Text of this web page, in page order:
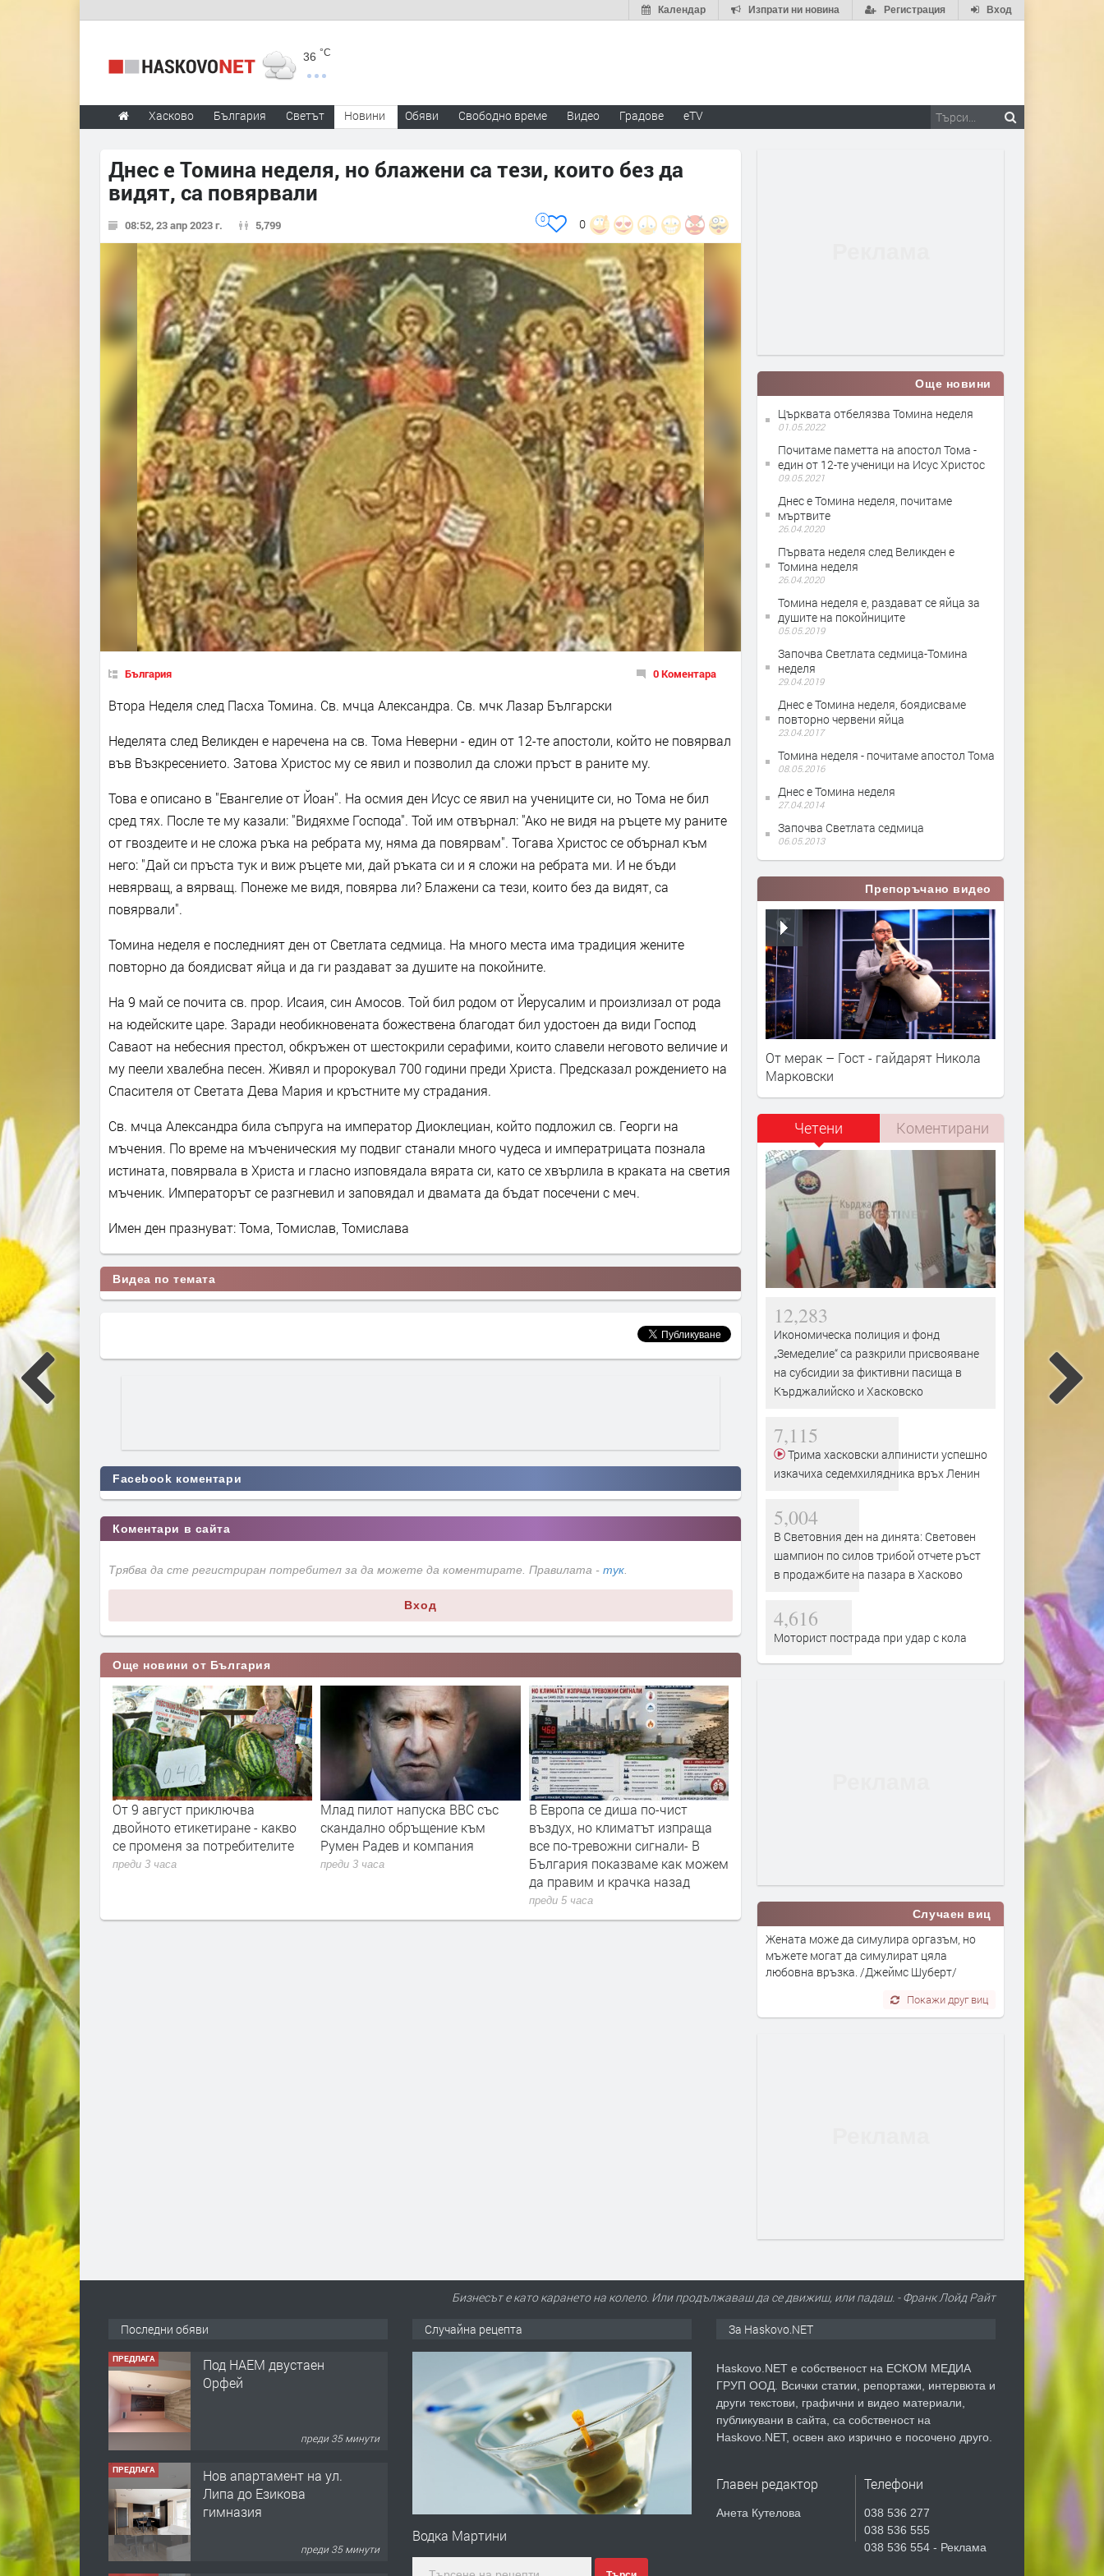
Вход
Регистрация
Изпрати ни новина
Календар
36 °C
Хасково България Светът Новини Обяви Свободно време Видео Градове eTV
Днес е Томина неделя, но блажени са тези, които без да
видят, са повярвали
08:52, 23 апр 2023 г. 5,799 0
0
България 0 Коментара
Втора Неделя след Пасха ­Томина. Св. мчца Александра. Св. мчк Лазар Български
Неделята след Великден е наречена на св. Тома Неверни - един от 12-те апостоли, който не повярвал
във Възкресението. Затова Христос му се явил и позволил да сложи пръст в раните му.
Това е описано в "Евангелие от Йоан". На осмия ден Исус се явил на учениците си, но Тома не бил
сред тях. После те му казали: "Видяхме Господа". Той им отвърнал: "Ако не видя на ръцете му раните
от гвоздеите и не сложа ръка на ребрата му, няма да повярвам". Тогава Христос се обърнал към
него: "Дай си пръста тук и виж ръцете ми, дай ръката си и я сложи на ребрата ми. И не бъди
невярващ, а вярващ. Понеже ме видя, повярва ли? Блажени са тези, които без да видят, са
повярвали".
Томина неделя е последният ден от Светлата седмица. На много места има традиция жените
повторно да боядисват яйца и да ги раздават за душите на покойните.
На 9 май се почита св. прор. Исаия, син Амосов. Той бил родом от Йерусалим и произлизал от рода
на юдейските царе. Заради необикновената божествена благодат бил удостоен да види Господ
Саваот на небесния престол, обкръжен от шестокрили серафими, които славели неговото величие и
му пеели хвалебна песен. Живял и пророкувал 700 години преди Христа. Предсказал рождението на
Спасителя от Светата Дева Мария и кръстните му страдания.
Св. мчца Александра била съпруга на император Диоклециан, който подложил св. Георги на
мъчения. По време на мъченическия му подвиг станали много чудеса и императрицата познала
истината, повярвала в Христа и гласно изповядала вярата си, като се хвърлила в краката на светия
мъченик. Императорът се разгневил и заповядал и двамата да бъдат посечени с меч.
Имен ден празнуват: Тома, Томислав, Томислава
Видеа по темата
Facebook коментари
Коментари в сайта
Трябва да сте регистриран потребител за да можете да коментирате. Правилата - тук
Вход
Още новини от България
ще провeрява
на
От 9 август приключва
двойното етикетиране - какво
се променя за потребителите
преди 3 часа
Млад пилот напуска ВВС със
скандално обръщение към
Румен Радев и компания
преди 3 часа
В Европа се диша по-чист
въздух, но климатът изпраща
все по-тревожни сигнали- В
България показваме как можем
да правим и крачка назад
преди 5 часа
море. Какво значи това
преди 5 часа
Първите бели щъркели
Още новини
Църквата отбелязва Томина неделя
01.05.2022
Почитаме паметта на апостол Тома -
един от 12-те ученици на Исус Христос
09.05.2021
Днес е Томина неделя, почитаме
мъртвите
26.04.2020
Първата неделя след Великден е
Томина неделя
26.04.2020
Томина неделя е, раздават се яйца за
душите на покойниците
05.05.2019
Започва Светлата седмица-Томина
неделя
29.04.2019
Днес е Томина неделя, боядисваме
повторно червени яйца
23.04.2017
Томина неделя - почитаме апостол Тома
08.05.2016
Днес е Томина неделя
27.04.2014
Започва Светлата седмица
06.05.2013
Препоръчано видео
От мерак – Гост - гайдарят Никола
Марковски
Четени Коментирани
12,283
Икономическа полиция и фонд
„Земеделие“ са разкрили присвояване
на субсидии за фиктивни пасища в
Кърджалийско и Хасковско
7,115
Трима хасковски алпинисти успешно
изкачиха седемхилядника връх Ленин
5,004
В Световния ден на динята: Световен
шампион по силов трибой отчете ръст
в продажбите на пазара в Хасково
4,616
Моторист пострада при удар с кола
Случаен виц
Жената може да симулира оргазъм, но
мъжете могат да симулират цяла
любовна връзка. /Джеймс Шуберт/
Покажи друг виц
Бизнесът е като карането на колело. Или продължаваш да се движиш, или падаш. - Франк Лойд Райт
Последни обяви
ПРЕДЛАГА
Под НАЕМ двустаен
Орфей
преди 35 минути
ПРЕДЛАГА
Нов апартамент на ул.
Липа до Езикова
гимназия
преди 35 минути
Случайна рецепта
Водка Мартини
За Haskovo.NET
Haskovo.NET е собственост на ЕСКОМ МЕДИА
ГРУП ООД. Всички статии, репортажи, интервюта и
други текстови, графични и видео материали,
публикувани в сайта, са собственост на
Haskovo.NET, освен ако изрично е посочено друго.
Главен редактор
Анета Кутелова
Телефони
038 536 277
038 536 555
038 536 554 - Реклама